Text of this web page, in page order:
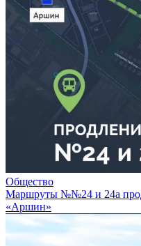
Общество
Маршруты №№24 и 24а
«Аршин»